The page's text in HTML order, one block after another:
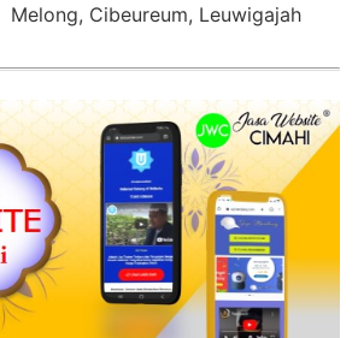
Melong, Cibeureum, Leuwigajah